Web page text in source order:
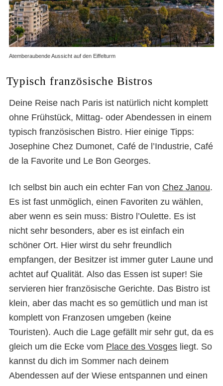
Atemberaubende Aussicht auf den Eiffelturm
Typisch französische Bistros
Deine Reise nach Paris ist natürlich nicht komplett
ohne Frühstück, Mittag- oder Abendessen in einem
typisch französischen Bistro. Hier einige Tipps:
Josephine Chez Dumonet, Café de l’Industrie, Café
de la Favorite und Le Bon Georges.
Ich selbst bin auch ein echter Fan von Chez Janou.
Es ist fast unmöglich, einen Favoriten zu wählen,
aber wenn es sein muss: Bistro l’Oulette. Es ist
nicht sehr besonders, aber es ist einfach ein
schöner Ort. Hier wirst du sehr freundlich
empfangen, der Besitzer ist immer guter Laune und
achtet auf Qualität. Also das Essen ist super! Sie
servieren hier französische Gerichte. Das Bistro ist
klein, aber das macht es so gemütlich und man ist
komplett von Franzosen umgeben (keine
Touristen). Auch die Lage gefällt mir sehr gut, da es
gleich um die Ecke vom Place des Vosges liegt. So
kannst du dich im Sommer nach deinem
Abendessen auf der Wiese entspannen und einen